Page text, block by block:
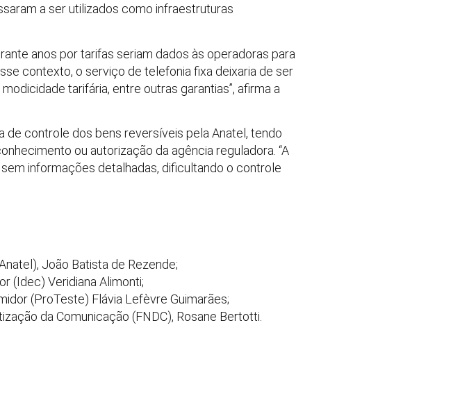
a ser utilizados como infraestruturas
anos por tarifas seriam dados às operadoras para
contexto, o serviço de telefonia fixa deixaria de ser
tarifária, entre outras garantias”, afirma a
de controle dos bens reversíveis pela Anatel, tendo
ou autorização da agência reguladora. “A
informações detalhadas, dificultando o controle
João Batista de Rezende;
(Idec) Veridiana Alimonti;
(ProTeste) Flávia Lefèvre Guimarães;
da Comunicação (FNDC), Rosane Bertotti.